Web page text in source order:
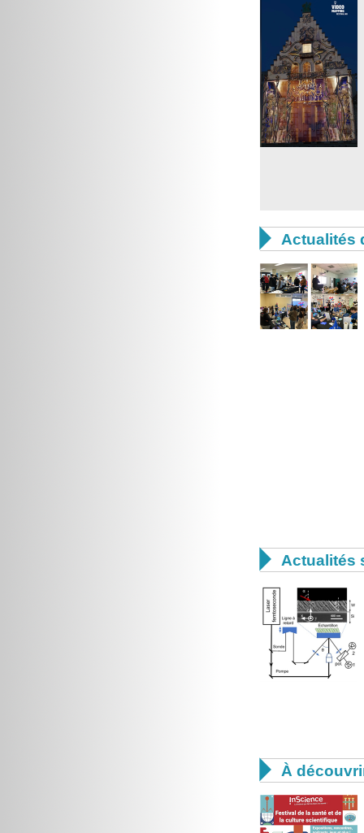
 Actualités
 Actualités
 À